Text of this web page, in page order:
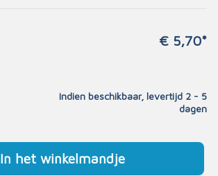
€ 5,70*
Indien beschikbaar, levertijd 2 - 5
dagen
In het winkelmandje